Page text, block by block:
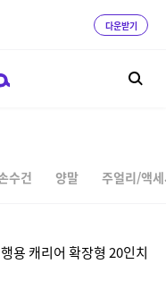
다운받기
수건 양말 주얼리/액
용 캐리어 확장형 20인치